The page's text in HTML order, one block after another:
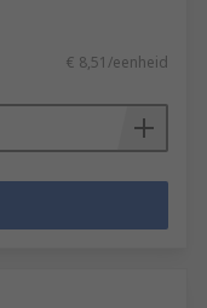
€ 8,51/eenheid